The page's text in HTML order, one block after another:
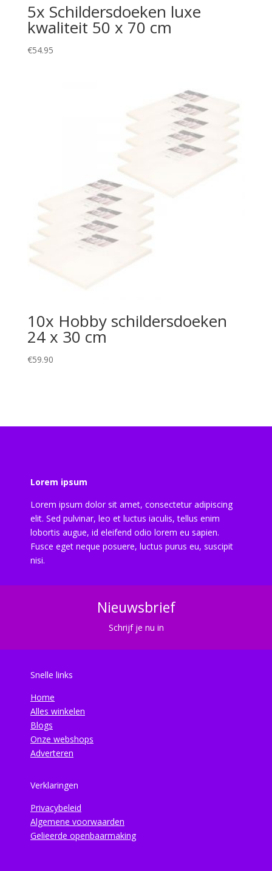
5x Schildersdoeken luxe
kwaliteit 50 x 70 cm
€54.95
10x Hobby schildersdoeken
24 x 30 cm
€59.90
Lorem ipsum
Lorem ipsum dolor sit amet, consectetur adipiscing
elit. Sed pulvinar, leo et luctus iaculis, tellus enim
lobortis augue, id eleifend odio lorem eu sapien.
Fusce eget neque posuere, luctus purus eu, suscipit
nisi.
Nieuwsbrief
Schrijf je nu in
Snelle links
Home
Alles winkelen
Blogs
Onze webshops
Adverteren
Verklaringen
Privacybeleid
Algemene voorwaarden
Gelieerde openbaarmaking